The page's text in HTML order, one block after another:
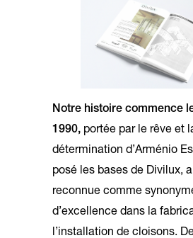
Notre histoire commence
1990, portée par le rêve et
détermination d’Arménio
posé les bases de Divilux,
reconnue comme
d’excellence dans la
l’installation de cloisons.